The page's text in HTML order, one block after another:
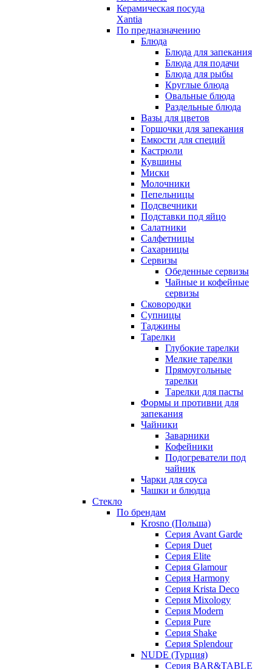
Керамическая посуда
Xantia
По предназначению
Блюда
Блюда для запекания
Блюда для подачи
Блюда для рыбы
Круглые блюда
Овальные блюда
Раздельные блюда
Вазы для цветов
Горшочки для запекания
Емкости для специй
Кастрюли
Кувшины
Миски
Молочники
Пепельницы
Подсвечники
Подставки под яйцо
Салатники
Салфетницы
Сахарницы
Сервизы
Обеденные сервизы
Чайные и кофейные
сервизы
Сковородки
Супницы
Таджины
Тарелки
Глубокие тарелки
Мелкие тарелки
Прямоугольные
тарелки
Тарелки для пасты
Формы и противни для
запекания
Чайники
Заварники
Кофейники
Подогреватели под
чайник
Чарки для соуса
Чашки и блюдца
Стекло
По брендам
Krosno (Польша)
Серия Avant Garde
Серия Duet
Серия Elite
Серия Glamour
Серия Harmony
Серия Krista Deco
Серия Mixology
Серия Modern
Серия Pure
Серия Shake
Серия Splendour
NUDE (Турция)
Серия BAR&TABLE